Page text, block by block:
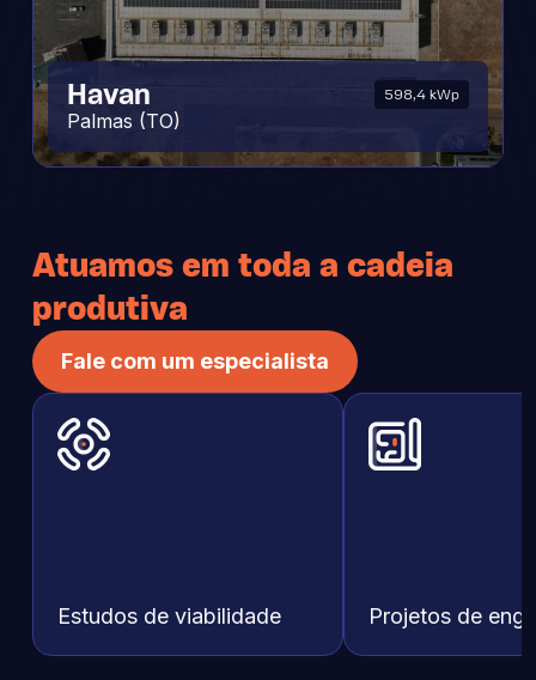
Havan
Palmas (TO)
598,4 kWp
UFV Figueirópolis
Figuerópolis (TO)
5,9 MWp
Tribunal de Contas do
Estado de Goiás
Goiânia (GO)
485
Atuamos em toda a cadeia
produtiva
Fale com um especialista
Estudos de viabilidade Projetos de